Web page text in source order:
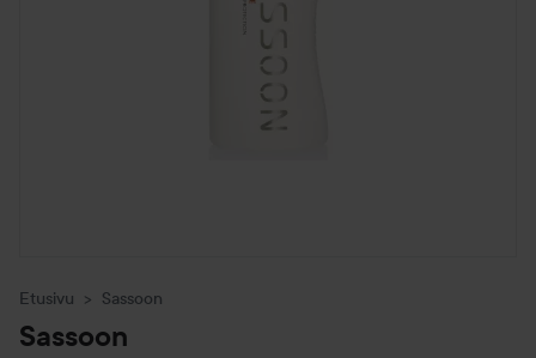
Etusivu Sassoon
Sassoon